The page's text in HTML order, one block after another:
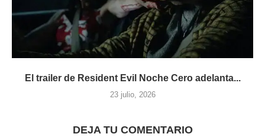
El trailer de Resident Evil Noche Cero adelanta...
23 julio, 2026
DEJA TU COMENTARIO